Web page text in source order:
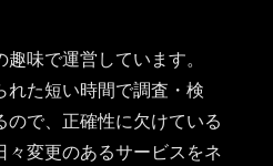
味で運営しています。
れた短い時間で調査・検
で、正確性に欠けている
変更のあるサービスをネ